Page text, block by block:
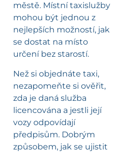
městě. Místní taxislužby
mohou být jednou z
nejlepších možností, jak
se dostat na místo
určení bez starostí.
Než si objednáte taxi,
nezapomeňte si ověřit,
zda je daná služba
licencována a jestli její
vozy odpovídají
předpisům. Dobrým
způsobem, jak se ujistit